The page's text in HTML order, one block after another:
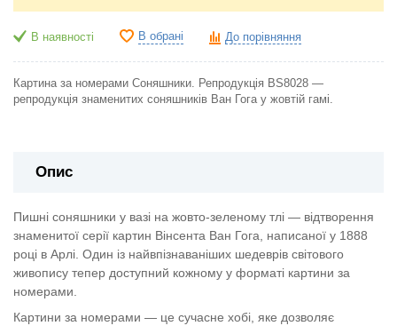
В наявності В обрані До порівняння
Картина за номерами Соняшники. Репродукція BS8028 —
репродукція знаменитих соняшників Ван Гога у жовтій гамі.
Опис
Пишні соняшники у вазі на жовто-зеленому тлі — відтворення
знаменитої серії картин Вінсента Ван Гога, написаної у 1888
році в Арлі. Один із найвпізнаваніших шедеврів світового
живопису тепер доступний кожному у форматі картини за
номерами.
Картини за номерами — це сучасне хобі, яке дозволяє